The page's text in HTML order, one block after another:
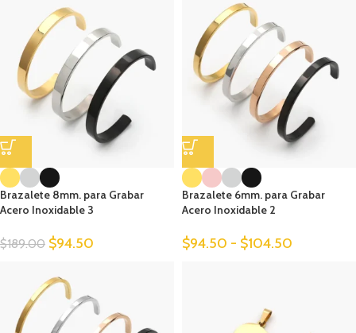
Brazalete 8mm. para Grabar
Acero Inoxidable 3
$189.00 $94.50
Brazalete 6mm. para Grabar
Acero Inoxidable 2
$94.50 - $104.50